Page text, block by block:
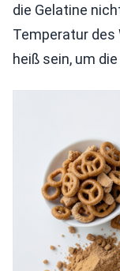
die Gelatine
Temperatur des
heiß sein, um